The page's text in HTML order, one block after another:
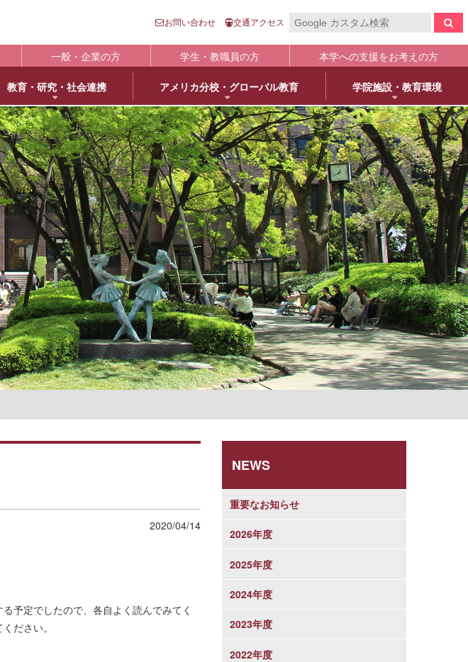
お問い合わせ 交通アクセス
一般・企業の方 学生・教職員の方 本学への支援をお考えの方
大学情報の公表
IR（Institutional Research）情報
学校法人武庫川学院
武庫川学院創立80周年
高等教育の修学支援新制度について
共通教育
共通教育部
履修・成績
シラバス
履修便覧
成績評価
教員情報検索
教員一覧
名誉教授一覧
英語英米文学専攻
臨床教育学専攻
食物栄養学専攻
景観建築学専攻
看護学専攻
庫女エンタープライズ）
キャンパスライフ
売店・本/食堂・カフェ
キャンパスカレンダー
学友会・委員会
クラブ・同好会
学内ボランティア団体
武庫女Style
学費等納付金
学則
編入
編入学について
大学院進学
大学院・専攻科入試ガイド
教育・研究・社会連携
社会連携
社会連携推進センター
発達・臨床心理センター
子育てひろば
ブラウン・ライス・ウィーク
教育連携
MUKOJO ミライ☆ラボ
大学間教育研究連携
生涯学習
オープンカレッジ
大学院／専攻科紹介
科目等履修について
リカレント教育
MUKOnoa+
教員情報検索
アメリカ分校・グローバル教育
記
国際センター
学院施設・教育環境
介
ンパス
キャンパス
キャンパス・甲子園会館
キャンパス
ステーションキャンパス
ンパス・丹嶺学苑研修センター
分校
2020/04/14
予定でしたので、各自よく読んでみてく
ださい。
NEWS
重要なお知らせ
2026年度
2025年度
2024年度
2023年度
2022年度